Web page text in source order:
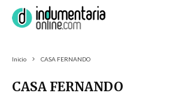
Inicio CASA FERNANDO
CASA FERNANDO